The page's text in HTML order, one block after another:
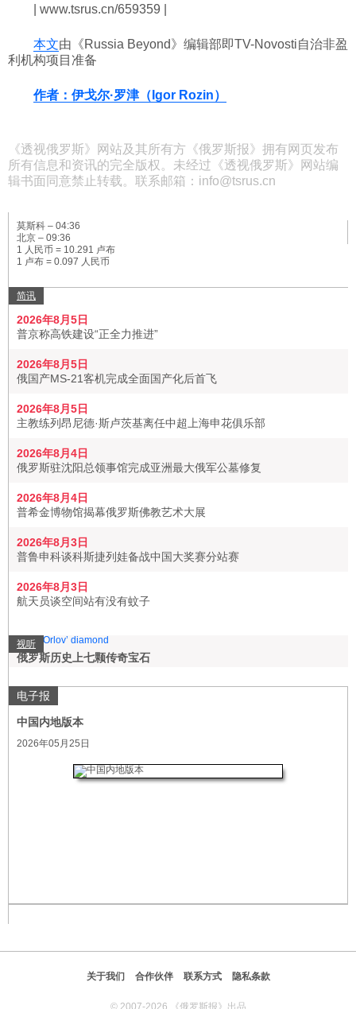
| www.tsrus.cn/659359 |
本文由《Russia Beyond》编辑部即TV-Novosti自治非盈
利机构项目准备
作者：伊戈尔·罗津（Igor Rozin）
《透视俄罗斯》网站及其所有方《俄罗斯报》拥有网页发布
所有信息和资讯的完全版权。未经过《透视俄罗斯》网站编
辑书面同意禁止转载。联系邮箱：info@tsrus.cn
莫斯科 – 04:36
北京 – 09:36
1 人民币 = 10.291 卢布
1 卢布 = 0.097 人民币
简讯
2026年8月5日
普京称高铁建设“正全力推进”
2026年8月5日
俄国产MS-21客机完成全面国产化后首飞
2026年8月5日
主教练列昂尼德·斯卢茨基离任中超上海申花俱乐部
2026年8月4日
俄罗斯驻沈阳总领事馆完成亚洲最大俄军公墓修复
2026年8月4日
普希金博物馆揭幕俄罗斯佛教艺术大展
2026年8月3日
普鲁申科谈科斯捷列娃备战中国大奖赛分站赛
2026年8月3日
航天员谈空间站有没有蚊子
视听
俄罗斯历史上七颗传奇宝石
电子报
中国内地版本
2026年05月25日
关于我们 合作伙伴 联系方式 隐私条款
© 2007-2026 《俄罗斯报》出品